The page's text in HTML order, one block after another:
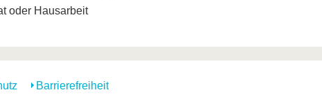
oder Hausarbeit
Barrierefreiheit